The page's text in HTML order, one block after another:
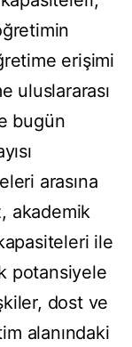
erişimi
uluslararası
bugün
arasına
akademik
ile
potansiyele
dost ve
alanındaki